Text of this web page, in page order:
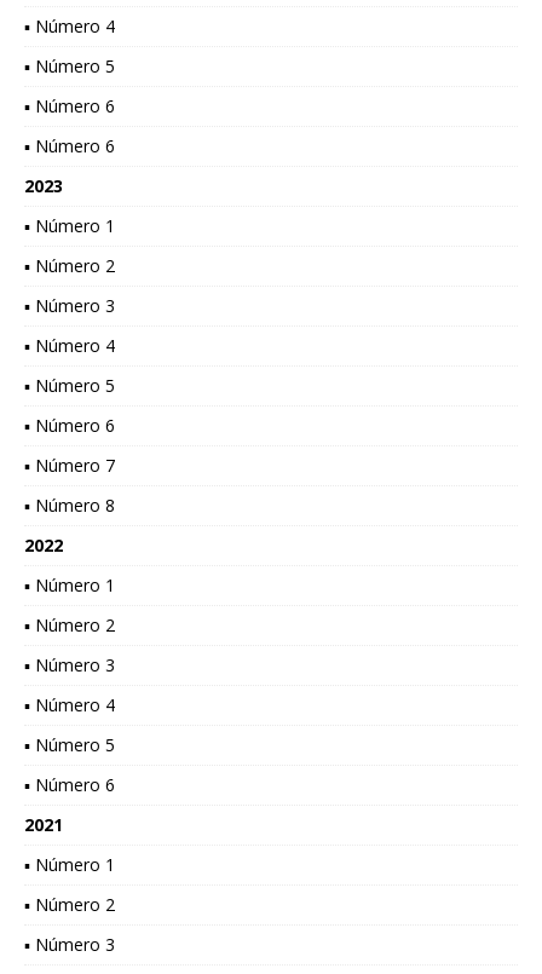
▪ Número 4
▪ Número 5
▪ Número 6
▪ Número 6
2023
▪ Número 1
▪ Número 2
▪ Número 3
▪ Número 4
▪ Número 5
▪ Número 6
▪ Número 7
▪ Número 8
2022
▪ Número 1
▪ Número 2
▪ Número 3
▪ Número 4
▪ Número 5
▪ Número 6
2021
▪ Número 1
▪ Número 2
▪ Número 3